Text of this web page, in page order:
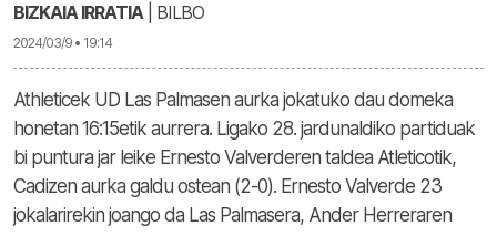
BIZKAIA IRRATIA| BILBO
2024/03/9 • 19:14
Athleticek UD Las Palmasen aurka jokatuko dau domeka
honetan 16:15etik aurrera. Ligako 28. jardunaldiko partiduak
bi puntura jar leike Ernesto Valverderen taldea Atleticotik,
Cadizen aurka galdu ostean (2-0). Ernesto Valverde 23
jokalarirekin joango da Las Palmasera, Ander Herreraren